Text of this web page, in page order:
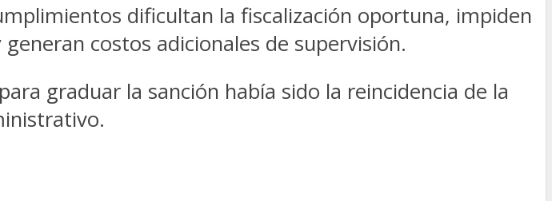
dificultan la fiscalización oportuna, impiden
costos adicionales de supervisión.
graduar la sanción había sido la reincidencia de la